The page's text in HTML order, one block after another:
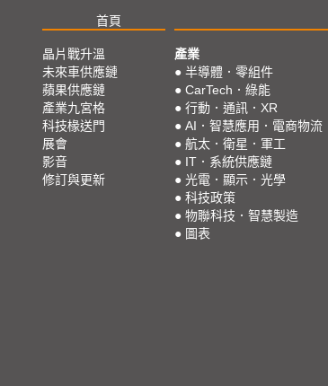
首頁
晶片戰升溫
未來車供應鏈
蘋果供應鏈
產業九宮格
科技椽送門
展會
影音
修訂與更新
產業
● 半導體．零組件
● CarTech．綠能
● 行動．通訊．XR
● AI．智慧應用．電商物流
● 航太．衛星．軍工
● IT．系統供應鏈
● 光電．顯示．光學
● 科技政策
● 物聯科技．智慧製造
● 圖表